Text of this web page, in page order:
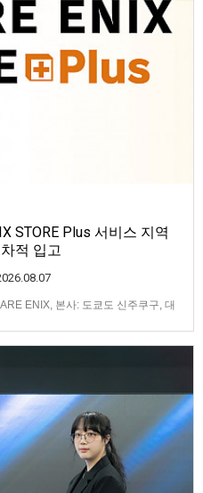
STORE Plus 서비스 지역
적 입고
ENIX, 본사: 도쿄도 신주쿠구, 대